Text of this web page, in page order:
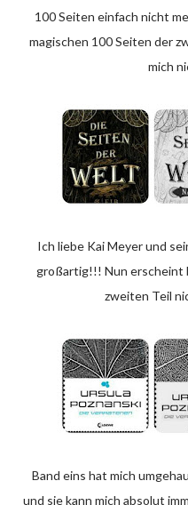
100 Seiten einfach nicht
magischen 100 Seiten der
mich
Ich liebe Kai Meyer und seine Bücher! Seiten der Welt war
großartig!!! Nun erscheint
zweiten Teil
Band eins hat mich umgehauen! Ich liebe Ursulas Stil einfach
und sie kann mich absolut